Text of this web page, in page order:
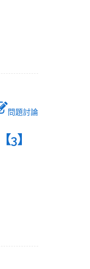
問題討論
3】